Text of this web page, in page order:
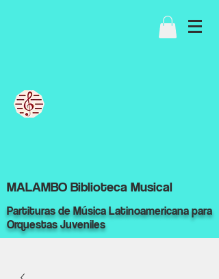
MALAMBO Biblioteca Musical
Partituras de Música Latinoamericana para
Orquestas Juveniles